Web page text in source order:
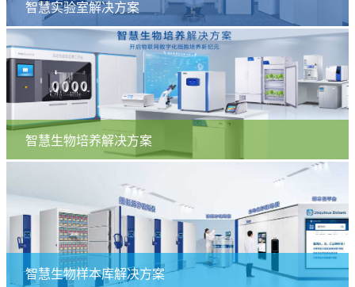
智慧实验室解决方案
智慧生物培养解决方案
智慧生物样本库解决方案